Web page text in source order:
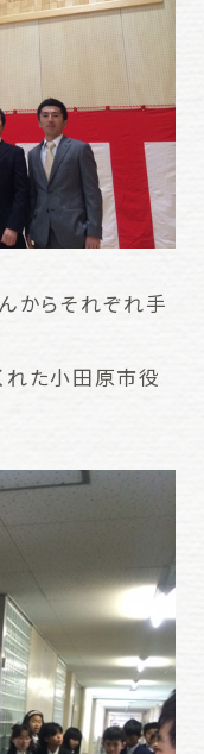
からそれぞれ手
れた小田原市役